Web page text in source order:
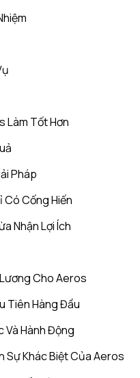
Làm Tốt Hơn
Pháp
Có Cống Hiến
Nhận Lợi Ích
Cho Aeros
Tiên Hàng Đầu
Và Hành Động
Sự Khác Biệt Của Aeros